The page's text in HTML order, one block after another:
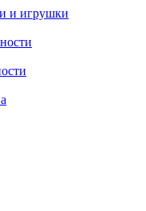
и игрушки